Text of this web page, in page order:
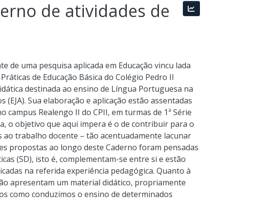
de atividades de
de uma pesquisa aplicada em Educação vincu lada
de Educação Básica do Colégio Pedro II
destinada ao ensino de Língua Portuguesa na
(EJA). Sua elaboração e aplicação estão assentadas
Realengo II do CPII, em turmas de 1ª Série
o objetivo que aqui impera é o de contribuir para o
trabalho docente – tão acentuadamente lacunar
propostas ao longo deste Caderno foram pensadas
(SD), isto é, complementam-se entre si e estão
na referida experiência pedagógica. Quanto à
apresentam um material didático, propriamente
como conduzimos o ensino de determinados